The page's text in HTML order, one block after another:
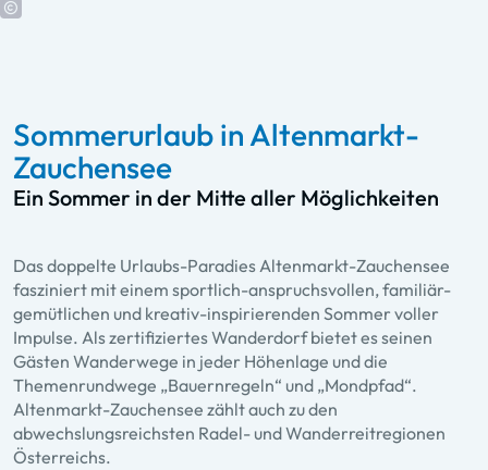
Sommerurlaub in Altenmarkt-
Zauchensee
Ein Sommer in der Mitte aller Möglichkeiten
Das doppelte Urlaubs-Paradies Altenmarkt-Zauchensee
fasziniert mit einem sportlich-anspruchsvollen, familiär-
gemütlichen und kreativ-inspirierenden Sommer voller
Impulse. Als zertifiziertes Wanderdorf bietet es seinen
Gästen Wanderwege in jeder Höhenlage und die
Themenrundwege „Bauernregeln“ und „Mondpfad“.
Altenmarkt-Zauchensee zählt auch zu den
abwechslungsreichsten Radel- und Wanderreitregionen
Österreichs.